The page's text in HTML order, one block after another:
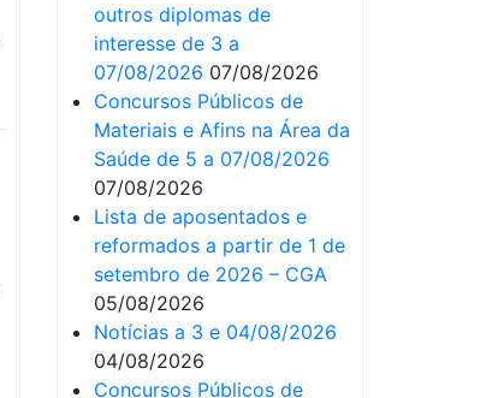
outros diplomas de
interesse de 3 a
07/08/2026 07/08/2026
Concursos Públicos de
Materiais e Afins na Área da
Saúde de 5 a 07/08/2026
07/08/2026
Lista de aposentados e
reformados a partir de 1 de
setembro de 2026 – CGA
05/08/2026
Notícias a 3 e 04/08/2026
04/08/2026
Concursos Públicos de